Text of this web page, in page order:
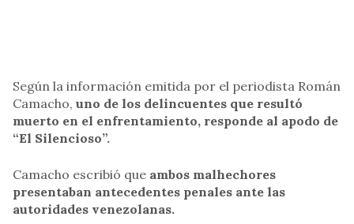
Según la información emitida por el periodista Román
Camacho, uno de los delincuentes que resultó
muerto en el enfrentamiento, responde al apodo de
“El Silencioso”.
Camacho escribió que ambos malhechores
presentaban antecedentes penales ante las
autoridades venezolanas.